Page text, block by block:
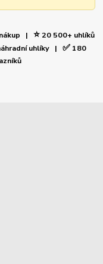
| ⭐20 500+ uhlíků
uhlíky | ✅180